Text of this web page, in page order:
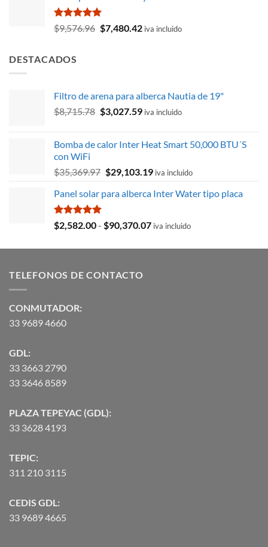
era:
$193.62.$170.75.
Valorado
con
$9,576.96 El
$7,480.42Eliva incluido
DESTACADOS
Filtro de arena para alberca Nautia de 19"
$8,715.78 El
era:
$3,027.59El
es:
iva incluido
Bomba de calor Inter Heat Smart 50,000 BTU´S
con WiFi
$35,369.97 El
original
$35,369.97.
$29,103.19El
actual
$29,103.19.
iva incluido
Panel solar para alberca Inter Water tipo placa
Valorado
con
$2,582.00- $90,370.07Rango
precios:
iva incluido
TELEFONOS DE CONTACTO
CONMUTADOR:
33 9689 4660
GDL:
33 3663 2790
33 3646 8589
PLAZA TEPEYAC (GDL):
33 3628 4193
TEPIC:
311 210 3115
CEDIS GDL:
33 9689 4665